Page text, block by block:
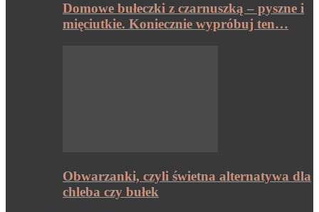
Domowe bułeczki z czarnuszką – pyszne i
mięciutkie. Koniecznie wypróbuj ten…
Obwarzanki, czyli świetna alternatywa dla
chleba czy bułek